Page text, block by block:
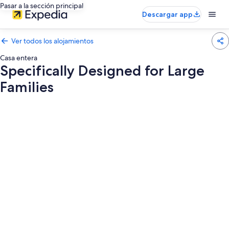
Pasar a la sección principal
Descargar app
Ver todos los alojamientos
Casa entera
Specifically Designed for Large
Families